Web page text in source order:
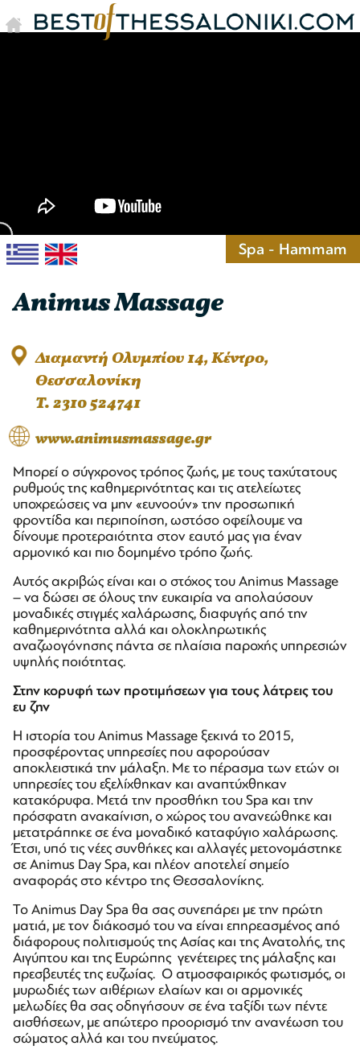
Spa - Hammam
Animus Massage
Διαμαντή Ολυμπίου 14, Κέντρο,
Θεσσαλονίκη
T. 2310 524741
www.animusmassage.gr
Μπορεί ο σύγχρονος τρόπος ζωής, με τους ταχύτατους
ρυθμούς της καθημερινότητας και τις ατελείωτες
υποχρεώσεις να μην «ευνοούν» την προσωπική
φροντίδα και περιποίηση, ωστόσο οφείλουμε να
δίνουμε προτεραιότητα στον εαυτό μας για έναν
αρμονικό και πιο δομημένο τρόπο ζωής.
Αυτός ακριβώς είναι και ο στόχος του Animus Massage
– να δώσει σε όλους την ευκαιρία να απολαύσουν
μοναδικές στιγμές χαλάρωσης, διαφυγής από την
καθημερινότητα αλλά και ολοκληρωτικής
αναζωογόνησης πάντα σε πλαίσια παροχής υπηρεσιών
υψηλής ποιότητας.
Στην κορυφή των προτιμήσεων για τους λάτρεις του
ευ ζην
Η ιστορία του Animus Massage ξεκινά το 2015,
προσφέροντας υπηρεσίες που αφορούσαν
αποκλειστικά την μάλαξη. Με το πέρασμα των ετών οι
υπηρεσίες του εξελίχθηκαν και αναπτύχθηκαν
κατακόρυφα. Μετά την προσθήκη του Spa και την
πρόσφατη ανακαίνιση, ο χώρος του ανανεώθηκε και
μετατράπηκε σε ένα μοναδικό καταφύγιο χαλάρωσης.
Έτσι, υπό τις νέες συνθήκες και αλλαγές μετονομάστηκε
σε Animus Day Spa, και πλέον αποτελεί σημείο
αναφοράς στο κέντρο της Θεσσαλονίκης.
Το Animus Day Spa θα σας συνεπάρει με την πρώτη
ματιά, με τον διάκοσμό του να είναι επηρεασμένος από
διάφορους πολιτισμούς της Ασίας και της Ανατολής, της
Αιγύπτου και της Ευρώπης γενέτειρες της μάλαξης και
πρεσβευτές της ευζωίας. Ο ατμοσφαιρικός φωτισμός, οι
μυρωδιές των αιθέριων ελαίων και οι αρμονικές
μελωδίες θα σας οδηγήσουν σε ένα ταξίδι των πέντε
αισθήσεων, με απώτερο προορισμό την ανανέωση του
σώματος αλλά και του πνεύματος.